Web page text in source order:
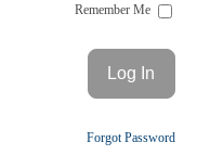
Forgot Password